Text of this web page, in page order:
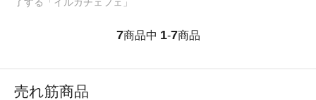
了する「イルガチェフェ」
7商品中 1-7商品
売れ筋商品